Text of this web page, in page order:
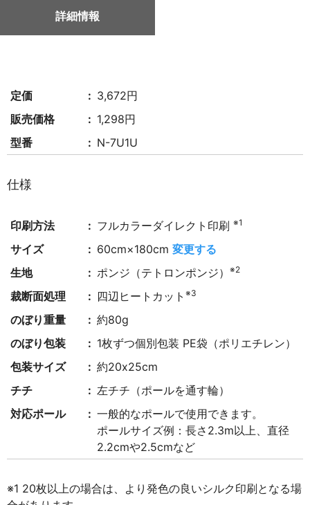
詳細情報
定価
3,672円
販売価格
1,298円
型番
N-7U1U
仕様
印刷方法 フルカラーダイレクト印刷※1
サイズ 60cm×180cm変更する
生地
ポンジ（テトロンポンジ）※2
裁断面処理 四辺ヒートカット※3
のぼり重量
約80g
のぼり包装
1枚ずつ個別包装 PE袋（ポリエチレン）
包装サイズ
約20x25cm
チチ
左チチ（ポールを通す輪）
対応ポール
一般的なポールで使用できます。
ポールサイズ例：長さ2.3m以上、直径
2.2cmや2.5cmなど
※1 20枚以上の場合は、より発色の良いシルク印刷となる場